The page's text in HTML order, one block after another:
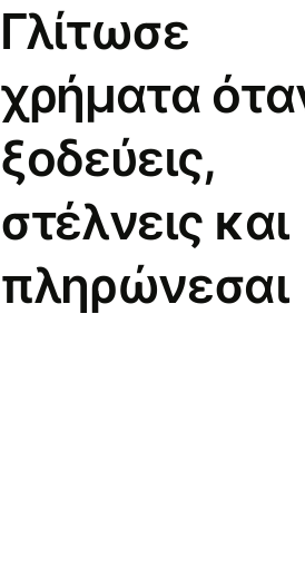
Γλίτωσε
χρήματα
ξοδεύεις,
στέλνεις και
πληρώνεσαι